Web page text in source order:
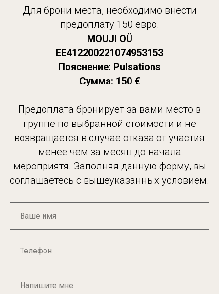
Для брони места, необходимо внести
предоплату 150 евро.
MOUJI OÜ
EE412200221074953153
Пояснение: Pulsations
Сумма: 150 €
Предоплата бронирует за вами место в
группе по выбранной стоимости и не
возвращается в случае отказа от участия
менее чем за месяц до начала
мероприятя. Заполняя данную форму, вы
соглашаетесь с вышеуказанных условием.